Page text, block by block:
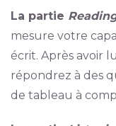
La partie
mesure votre
écrit. Après avoir
répondrez à des
de tableau à